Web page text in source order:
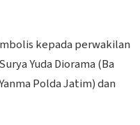
kepada perwakilan
Yuda Diorama (Ba
Polda Jatim) dan